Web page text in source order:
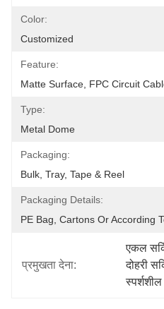
Color:
Customized
Feature:
Matte Surface, FPC Circuit
Type:
Metal Dome
Packaging:
Bulk, Tray, Tape & Reel
Packaging Details:
PE Bag, Cartons Or According
प्रमुखता देना:
एकल
दोहरी